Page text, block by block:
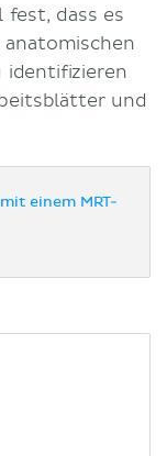
dass es
identifizieren
und
einem MRT-